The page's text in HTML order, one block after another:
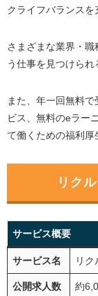
クライフバランスを
さまざまな業界・
う仕事を見つけられ
また、年一回無料
ビス、無料のeラー
て働くための福利厚
リク
サービス概要
サービス名 リ
公開求人数 約